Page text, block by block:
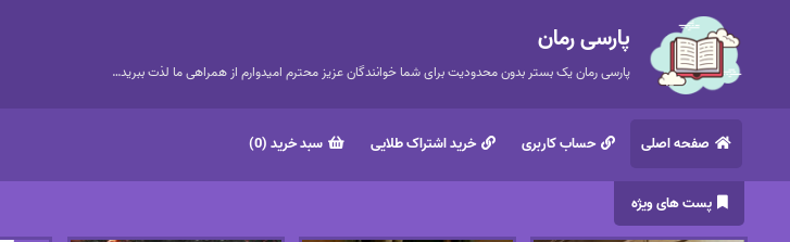
پارسی رمان
پارسی رمان یک بستر بدون محدودیت برای شما خوانندگان عزیز محترم امیدوارم از همراهی ما لذت ببرید…
صفحه اصلی حساب کاربری خرید اشتراک طلایی سبد خرید (0)
پست های ویژه